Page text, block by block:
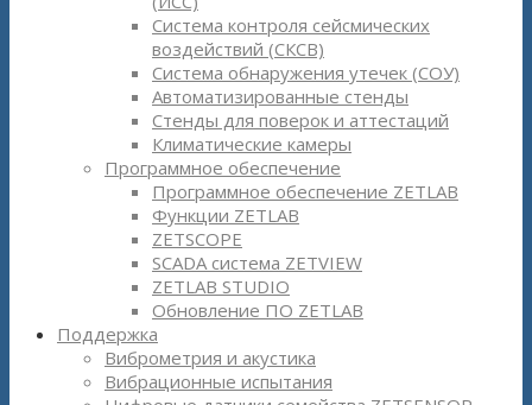
Система контроля сейсмических
воздействий (СКСВ)
Система обнаружения утечек (СОУ)
Автоматизированные стенды
Стенды для поверок и аттестаций
Климатические камеры
Программное обеспечение
Программное обеспечение ZETLAB
Функции ZETLAB
ZETSCOPE
SCADA система ZETVIEW
ZETLAB STUDIO
Обновление ПО ZETLAB
Поддержка
Виброметрия и акустика
Вибрационные испытания